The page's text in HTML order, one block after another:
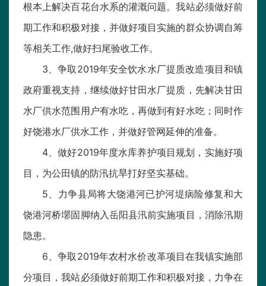
根本上解决百花台水系的灌溉问题。我站必须做好前
期工作和积极对接，并做好项目实施的群众协调自筹
等相关工作,做好扫尾验收工作。
3、争取2019年安全饮水水厂提质改造项目和镇
政府重视支持，继续做好甘田水厂提质，先解决甘田
水厂供水范围用户有水吃，再做到有好水吃；同时作
好饶港水厂供水工作，并做好管网延伸的准备。
4、做好2019年度水库养护项目规划，实施好项
目，为公田镇的防汛抗旱打好坚实基础。
5、力争县局将大饶港河已护河堤病险修复和大
饶港河桥墎固脚纳入岳阳县汛前实施项目，消除汛期
隐患。
6、争取2019年农村水价改革项目在我镇实施部
分项目，我站必须做好前期工作和积极对接，力争在